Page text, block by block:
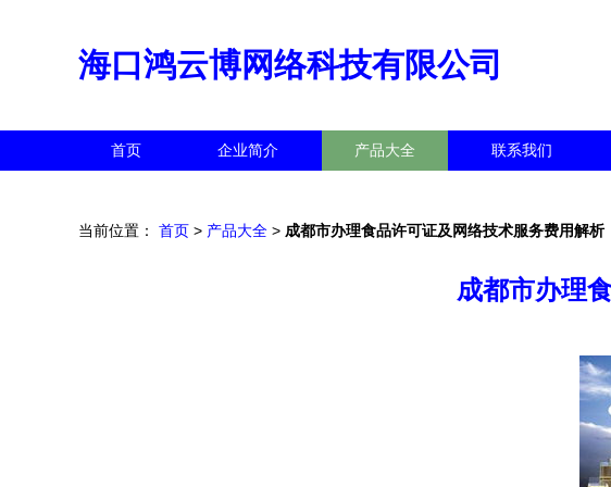
海口鸿云博网络科技有限公司
首页 企业简介 产品大全 联系我们
当前位置： 首页 > 产品大全 > 成都市办理食品许可证及网络技术服务费用解析
成都市办理